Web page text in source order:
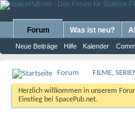
Forum
Neue Beiträge Hilfe Kalender
Was ist neu?
Forum FILME,
Herzlich willkommen in unserem
Einstieg bei SpacePub.net.